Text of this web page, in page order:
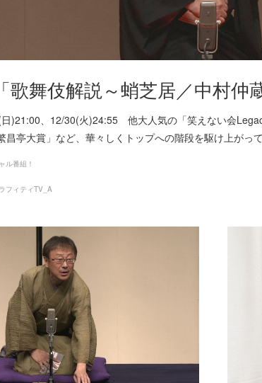
歌舞伎解説～蛸芝居／中村仲
)21:00、12/30(火)24:55 他大人気の「笑えない会
昌亭大賞」など、華々しくトップへの階段を駆け上が
ル番組！
フィティTV_A